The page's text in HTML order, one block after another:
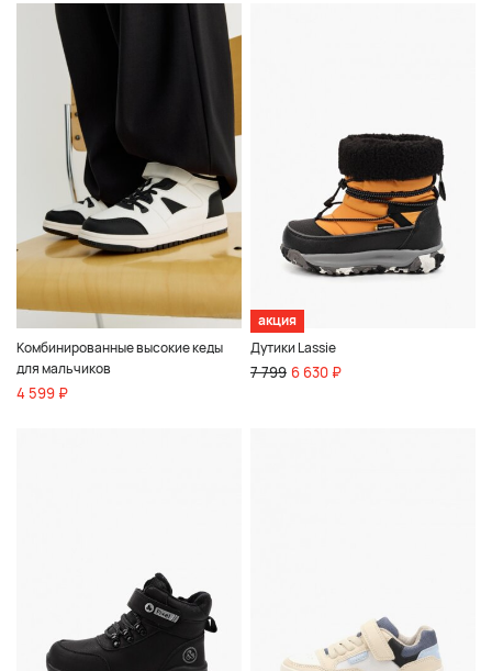
Комбинированные высокие кеды
для мальчиков
4 599 ₽
акция
Дутики Lassie
7 799 6 630 ₽